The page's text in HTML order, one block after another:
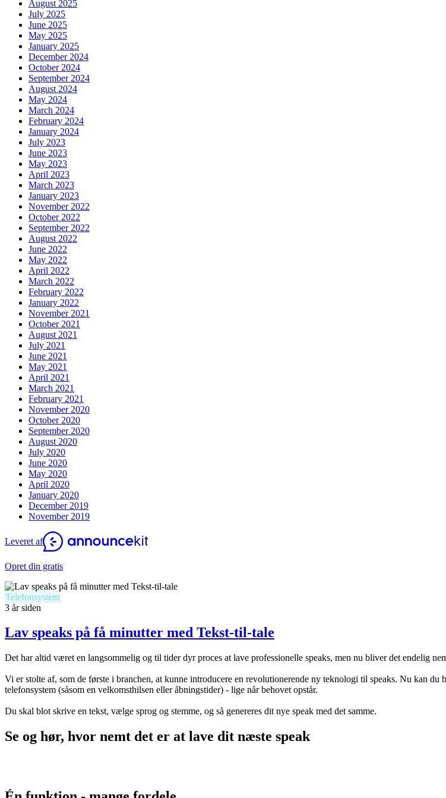
August 2025
July 2025
June 2025
May 2025
January 2025
December 2024
October 2024
September 2024
August 2024
May 2024
March 2024
February 2024
January 2024
July 2023
June 2023
May 2023
April 2023
March 2023
January 2023
November 2022
October 2022
September 2022
August 2022
June 2022
May 2022
April 2022
March 2022
February 2022
January 2022
November 2021
October 2021
August 2021
July 2021
June 2021
May 2021
April 2021
March 2021
February 2021
November 2020
October 2020
September 2020
August 2020
July 2020
June 2020
May 2020
April 2020
January 2020
December 2019
November 2019
Leveret af
Opret din gratis
Telefonsystem
3 år siden
Lav speaks på få minutter med Tekst-til-tale
Det har altid været en langsommelig og til tider dyr proces at lave professionelle speaks, men nu bliver det endelig
Vi er stolte af, som de første i branchen, at kunne introducere en revolutionerende ny teknologi til speaks. Nu kan
telefonsystem (såsom en velkomsthilsen eller åbningstider) - lige når behovet opstår.
Du skal blot skrive en tekst, vælge sprog og stemme, og så genereres dit nye speak med det samme.
Se og hør, hvor nemt det er at lave dit næste speak